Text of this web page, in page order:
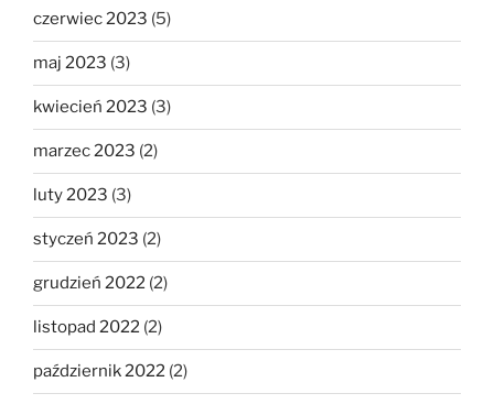
czerwiec 2023 (5)
maj 2023 (3)
kwiecień 2023 (3)
marzec 2023 (2)
luty 2023 (3)
styczeń 2023 (2)
grudzień 2022 (2)
listopad 2022 (2)
październik 2022 (2)